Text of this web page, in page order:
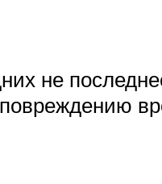
не
повреждению